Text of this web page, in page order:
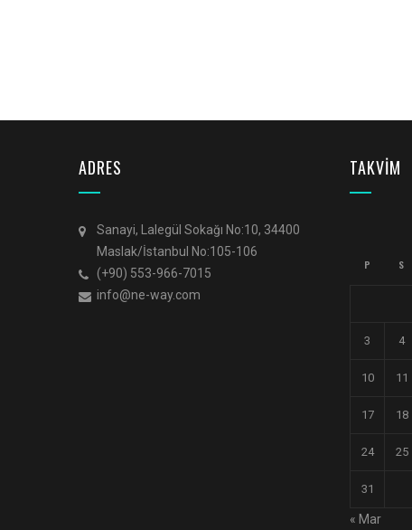
ADRES
Sanayi, Lalegül Sokağı No:10, 34400
Maslak/İstanbul No:105-106
(+90) 553-966-7015
info@ne-way.com
TAKVİM
P S
3 4
10 11
17 18
24 25
31
« Mar